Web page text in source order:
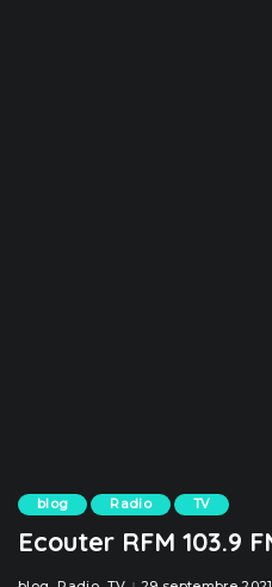
blog Radio TV
Ecouter RFM 103.9